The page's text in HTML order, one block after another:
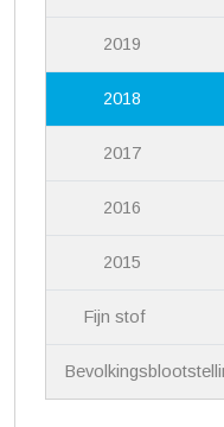
2019
2018
2017
2016
2015
Fijn stof